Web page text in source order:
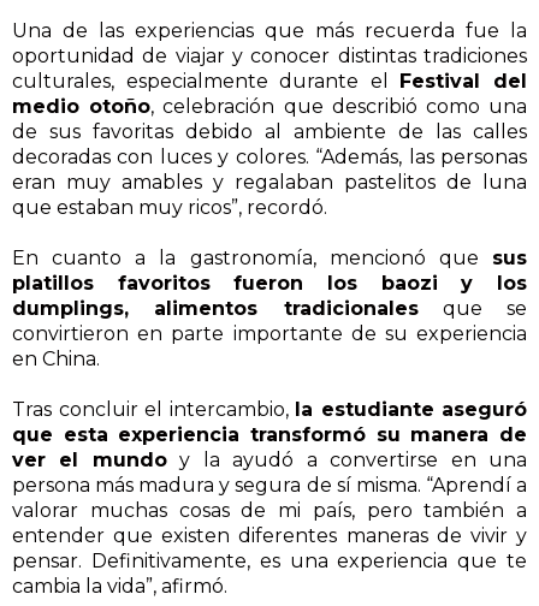
Una de las experiencias que más recuerda fue la
oportunidad de viajar y conocer distintas tradiciones
culturales, especialmente durante el
Festival del
medio otoño, celebración que describió como una
de sus favoritas debido al ambiente de las calles
decoradas con luces y colores. “Además, las personas
eran muy amables y regalaban pastelitos de luna
que estaban muy ricos”, recordó.
En cuanto a la gastronomía, mencionó que sus
platillos favoritos fueron los baozi y los
dumplings, alimentos tradicionalesque se
convirtieron en parte importante de su experiencia
en China.
Tras concluir el intercambio, la estudiante aseguró
que esta experiencia transformó su manera de
ver el mundoy la ayudó a convertirse en una
persona más madura y segura de sí misma. “Aprendí a
valorar muchas cosas de mi país, pero también a
entender que existen diferentes maneras de vivir y
pensar. Definitivamente, es una experiencia que te
cambia la vida”, afirmó.